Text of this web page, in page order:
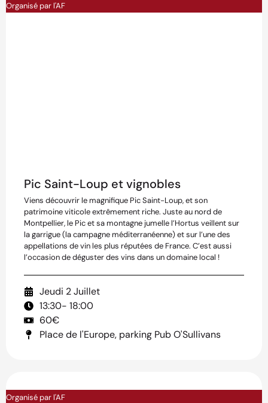
Organisé par l'AF
Pic Saint-Loup et vignobles
Viens découvrir le magnifique Pic Saint-Loup, et son
patrimoine viticole extrêmement riche. Juste au nord de
Montpellier, le Pic et sa montagne jumelle l’Hortus veillent sur
la garrigue (la campagne méditerranéenne) et sur l’une des
appellations de vin les plus réputées de France. C’est aussi
l’occasion de déguster des vins dans un domaine local !
Jeudi 2 Juillet
13:30- 18:00
60€
Place de l'Europe, parking Pub O'Sullivans
Organisé par l'AF